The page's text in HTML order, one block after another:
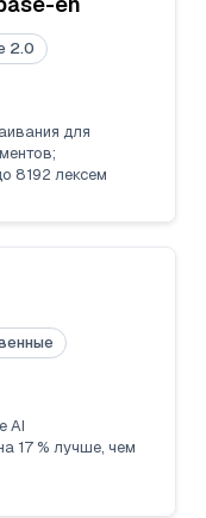
2.0
для
8192 лексем
AI
17 % лучше, чем